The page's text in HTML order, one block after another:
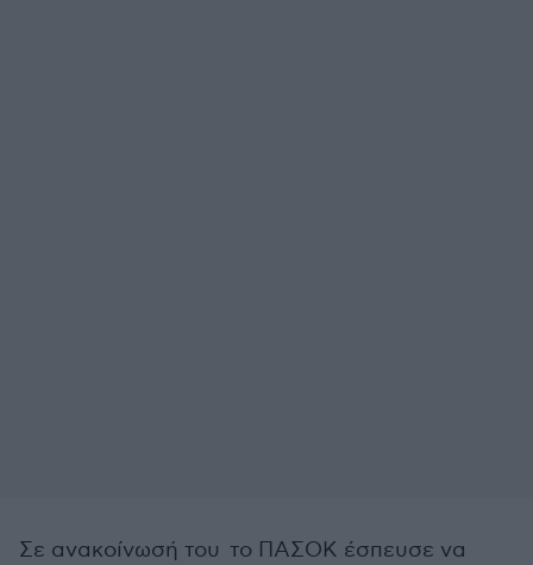
Σε ανακοίνωσή του το ΠΑΣΟΚ έσπευσε να